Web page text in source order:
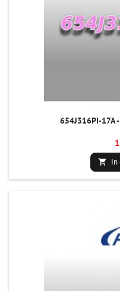
654J316PI-17A
 In